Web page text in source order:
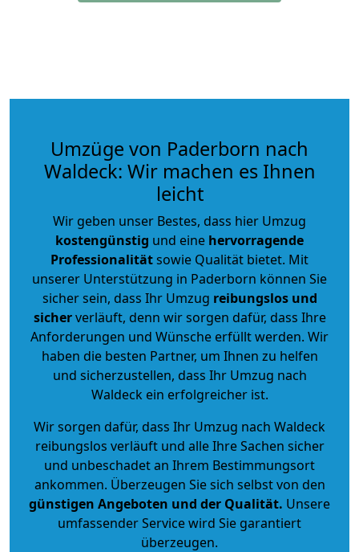
Umzüge von Paderborn nach
Waldeck: Wir machen es Ihnen
leicht
Wir geben unser Bestes, dass hier Umzug
kostengünstig und eine hervorragende
Professionalitätsowie Qualität bietet. Mit
unserer Unterstützung in Paderborn können Sie
sicher sein, dass Ihr Umzug reibungslos und
sicherverläuft, denn wir sorgen dafür, dass Ihre
Anforderungen und Wünsche erfüllt werden. Wir
haben die besten Partner, um Ihnen zu helfen
und sicherzustellen, dass Ihr Umzug nach
Waldeck ein erfolgreicher ist.
Wir sorgen dafür, dass Ihr Umzug nach Waldeck
reibungslos verläuft und alle Ihre Sachen sicher
und unbeschadet an Ihrem Bestimmungsort
ankommen. Überzeugen Sie sich selbst von den
günstigen Angeboten und der Qualität. Unsere
umfassender Service wird Sie garantiert
überzeugen.